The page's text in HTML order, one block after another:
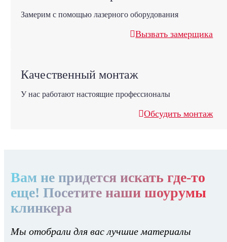
Замерим с помощью лазерного оборудования
Вызвать замерщика
Качественный монтаж
У нас работают настоящие профессионалы
Обсудить монтаж
Вам не придется искать где-то
еще! Посетите наши шоурумы
клинкера
Мы отобрали для вас лучшие материалы